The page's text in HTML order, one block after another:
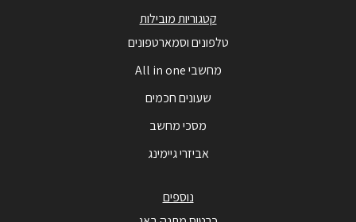
קטגוריות מובילות
טלפונים וסמארטפונים
מחשבי All in one
שעונים חכמים
מסכי מחשב
אביזרי גיימינג
נוספים